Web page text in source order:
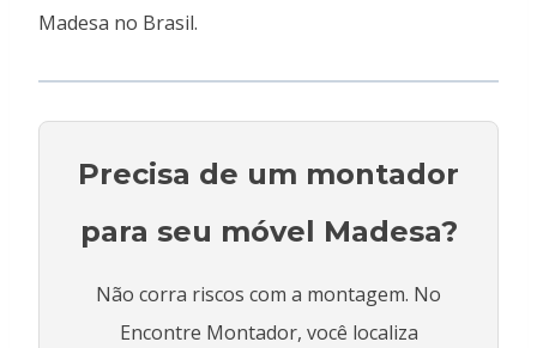
Madesa no Brasil.
Precisa de um montador
para seu móvel Madesa?
Não corra riscos com a montagem. No
Encontre Montador, você localiza